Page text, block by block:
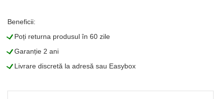
Beneficii:
LPoți returna produsul în 60 zile
LGaranție 2 ani
LLivrare discretă la adresă sau Easybox